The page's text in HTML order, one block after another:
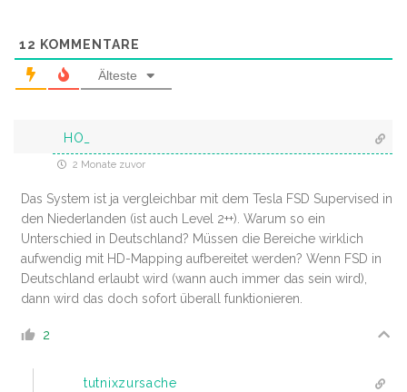
12 KOMMENTARE
Älteste
HO_
2 Monate zuvor
Das System ist ja vergleichbar mit dem Tesla FSD Supervised in
den Niederlanden (ist auch Level 2++). Warum so ein
Unterschied in Deutschland? Müssen die Bereiche wirklich
aufwendig mit HD-Mapping aufbereitet werden? Wenn FSD in
Deutschland erlaubt wird (wann auch immer das sein wird),
dann wird das doch sofort überall funktionieren.
2
tutnixzursache